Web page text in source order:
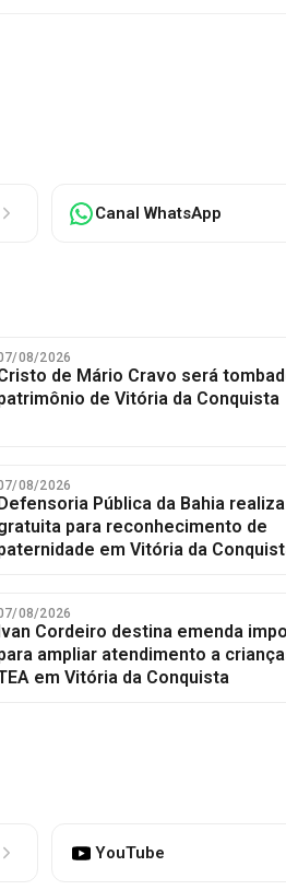
Canal WhatsApp
08/2026
de Mário Cravo será
de Vitória da Conquista
08/2026
Pública da Bahia
para reconhecimento de
em Vitória da
08/2026
Cordeiro destina emenda
ampliar atendimento a
em Vitória da Conquista
YouTube